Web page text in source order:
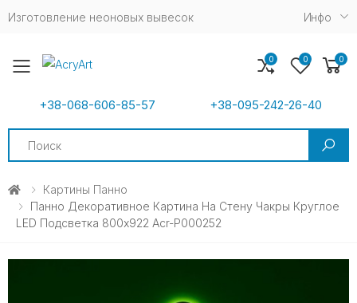
Изготовление неоновых вывесок Инфо
Toggle mobile menu
+38-068-606-85-57 +38-095-242-26-40
Search
0 0 0
Картины Панно
Панно Декоративное Картина На Стену Чакры Круглое
LED Подсветка 800х922 Acr-P000252